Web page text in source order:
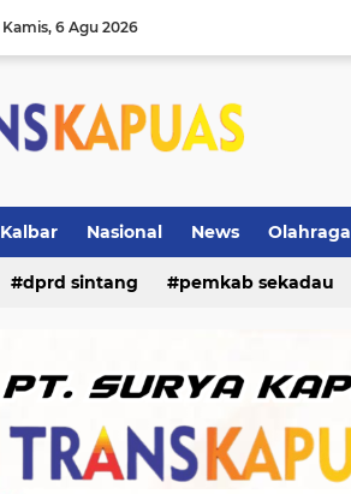
Kamis 6 Agu 2026
Kalbar Nasional News Olahraga
kriminal
dprd sintang pemkab sekadau